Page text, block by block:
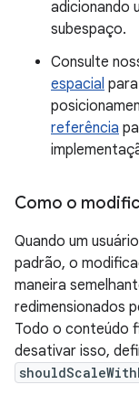
adicionando
subespaço.
Consulte
espacial
referência
Como o
Quando um
padrão, o
maneira
redimensionados
Todo o conteúdo
desativar isso,